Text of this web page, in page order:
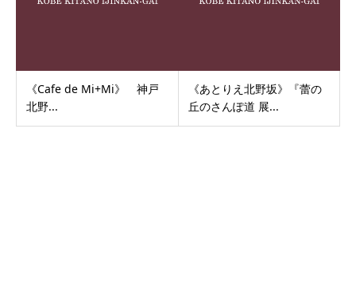
《Cafe de Mi+Mi》 神戸
北野...
《あとりえ北野坂》『蕾の
丘のさんぽ道 展...